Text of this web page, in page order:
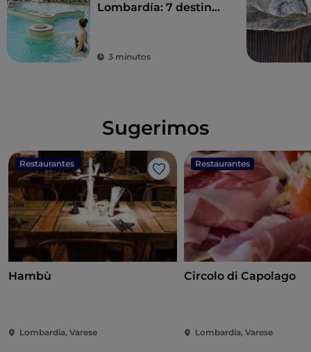
Lombardía: 7 destinos
3 minutos
Sugerimos
Restaurantes
Me gusta
Hambù
Lombardia, Varese
Restaurantes
Circolo di Capolago
Lombardia, Varese